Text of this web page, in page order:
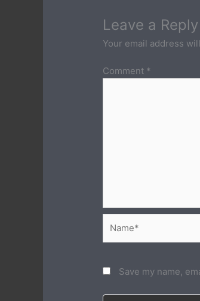
Leave a Reply
Your email address
Comment *
Save my name,